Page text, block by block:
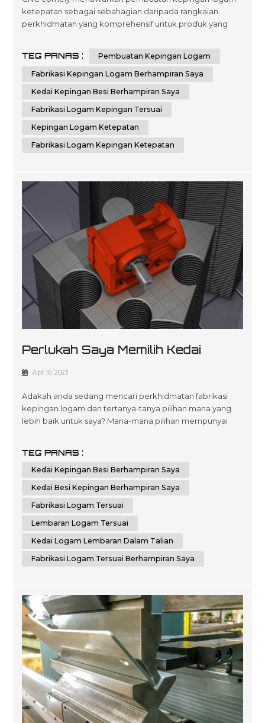
ketepatan sebagai sebahagian daripada rangkaian
perkhidmatan yang komprehensif untuk produk yang
berkualiti dengan teknologi canggih, memastikan tahap
ketepatan tertinggi dalam setiap projek yang anda
TEG PANAS :
Pembuatan Kepingan Logam
Fabrikasi Kepingan Logam Berhampiran Saya
Kedai Kepingan Besi Berhampiran Saya
Fabrikasi Logam Kepingan Tersuai
Kepingan Logam Ketepatan
Fabrikasi Logam Kepingan Ketepatan
Perlukah Saya Memilih Kedai
Logam Lembaran Berdekatan
Dalam Talian
Apr 10, 2023
Adakah anda sedang mencari perkhidmatan fabrikasi
kepingan logam dan tertanya-tanya pilihan mana yang
lebih baik untuk saya? Mana-mana pilihan mempunyai
anda. Dalam esei ini, kami akan membandingkan dan
membezakan kelebihan memilih kedai logam kepingan
tempatan berbanding kedai logam kepingan dalam tali...
TEG PANAS :
Kedai Kepingan Besi Berhampiran Saya
Kedai Besi Kepingan Berhampiran Saya
Fabrikasi Logam Tersuai
Lembaran Logam Tersuai
Kedai Logam Lembaran Dalam Talian
Fabrikasi Logam Tersuai Berhampiran Saya